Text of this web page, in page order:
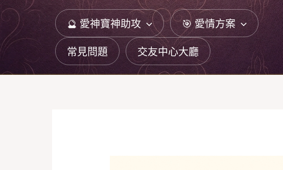
跳
至
主
要
內
🔮 愛神寶神助攻
🎯 愛情方案
常見問題
交友中心大廳